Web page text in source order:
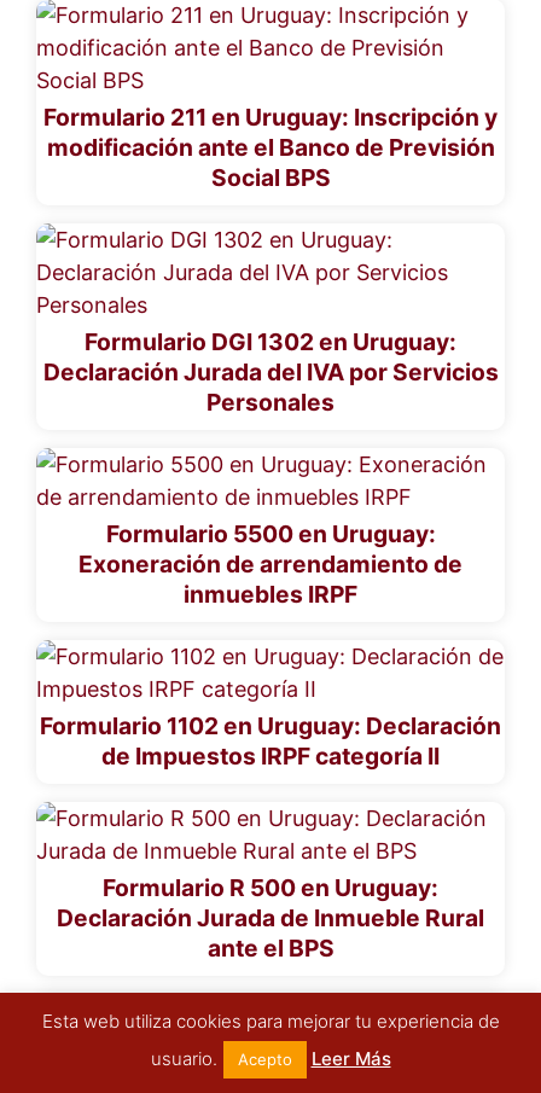
Formulario 211 en Uruguay: Inscripción y
modificación ante el Banco de Previsión
Social BPS
Formulario DGI 1302 en Uruguay:
Declaración Jurada del IVA por Servicios
Personales
Formulario 5500 en Uruguay:
Exoneración de arrendamiento de
inmuebles IRPF
Formulario 1102 en Uruguay: Declaración
de Impuestos IRPF categoría II
Formulario R 500 en Uruguay:
Declaración Jurada de Inmueble Rural
ante el BPS
Formulario 2178 en Uruguay: Declaración
Esta web utiliza cookies para mejorar tu experiencia de
usuario.
Acepto Leer Más